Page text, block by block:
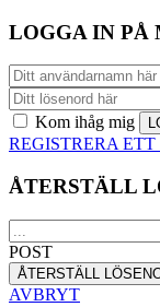
LOGGA IN PÅ
Kom ihåg mig
REGISTRERA
ÅTERSTÄLL
POST
AVBRYT